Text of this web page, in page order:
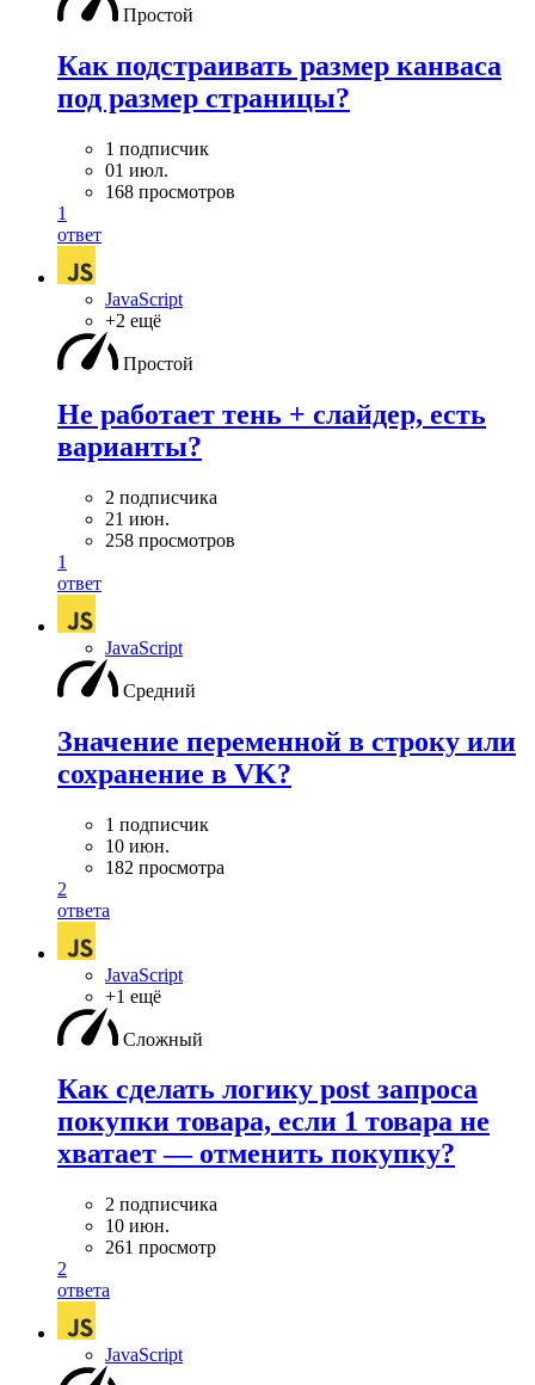
Простой
Как подстраивать размер канваса
под размер страницы?
1 подписчик
01 июл.
168 просмотров
1
ответ
JavaScript
+2 ещё
Простой
Не работает тень + слайдер, есть
варианты?
2 подписчика
21 июн.
258 просмотров
1
ответ
JavaScript
Средний
Значение переменной в строку или
сохранение в VK?
1 подписчик
10 июн.
182 просмотра
2
ответа
JavaScript
+1 ещё
Сложный
Как сделать логику post запроса
покупки товара, если 1 товара не
хватает — отменить покупку?
2 подписчика
10 июн.
261 просмотр
2
ответа
JavaScript